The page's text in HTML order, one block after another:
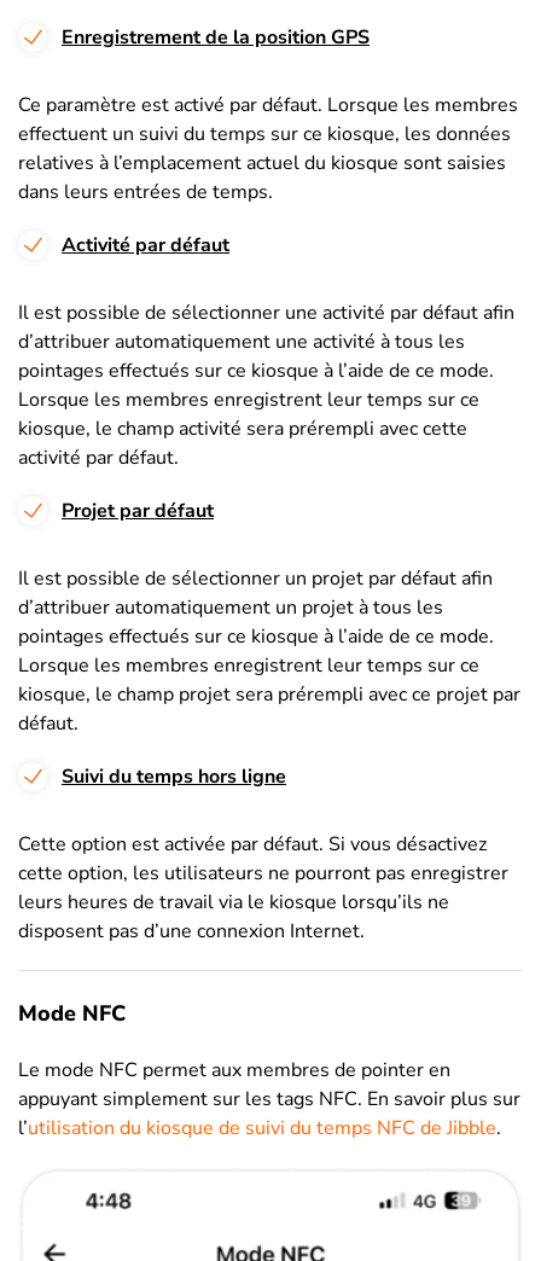
Enregistrement de la position GPS
Ce paramètre est activé par défaut. Lorsque les membres
effectuent un suivi du temps sur ce kiosque, les données
relatives à l’emplacement actuel du kiosque sont saisies
dans leurs entrées de temps.
Activité par défaut
Il est possible de sélectionner une activité par défaut afin
d’attribuer automatiquement une activité à tous les
pointages effectués sur ce kiosque à l’aide de ce mode.
Lorsque les membres enregistrent leur temps sur ce
kiosque, le champ activité sera prérempli avec cette
activité par défaut.
Projet par défaut
Il est possible de sélectionner un projet par défaut afin
d’attribuer automatiquement un projet à tous les
pointages effectués sur ce kiosque à l’aide de ce mode.
Lorsque les membres enregistrent leur temps sur ce
kiosque, le champ projet sera prérempli avec ce projet par
défaut.
Suivi du temps hors ligne
Cette option est activée par défaut. Si vous désactivez
cette option, les utilisateurs ne pourront pas enregistrer
leurs heures de travail via le kiosque lorsqu’ils ne
disposent pas d’une connexion Internet.
Mode NFC
Le mode NFC permet aux membres de pointer en
appuyant simplement sur les tags NFC. En savoir plus sur
l’utilisation du kiosque de suivi du temps NFC de Jibble.